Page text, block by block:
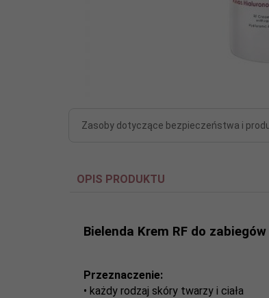
Zasoby dotyczące bezpieczeństwa i
OPIS PRODUKTU
Bielenda Krem RF do
Przeznaczenie:
• każdy rodzaj skóry twarzy i ciała